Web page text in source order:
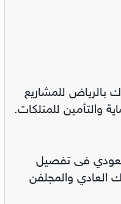
بالرياض للمشاريع
والتأمين للمتلكات.
فى تفصيل
العادي والمجلفن